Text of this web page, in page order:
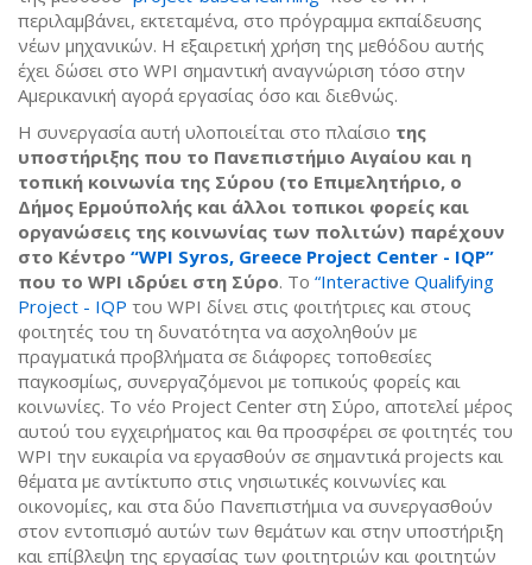
περιλαμβάνει, εκτεταμένα, στο πρόγραμμα εκπαίδευσης
νέων μηχανικών. H εξαιρετική χρήση της μεθόδου αυτής
έχει δώσει στο WPI σημαντική αναγνώριση τόσο στην
Αμερικανική αγορά εργασίας όσο και διεθνώς.
Η συνεργασία αυτή υλοποιείται στο πλαίσιο της
υποστήριξης που το Πανεπιστήμιο Αιγαίου και η
τοπική κοινωνία της Σύρου (το Επιμελητήριο, ο
Δήμος Ερμούπολής και άλλοι τοπικοι φορείς και
οργανώσεις της κοινωνίας των πολιτών) παρέχουν
στο Κέντρο “WPI Syros, Greece Project Center - IQP”
που το WPI ιδρύει στη Σύρο. Το “Interactive Qualifying
Project - IQP του WPI δίνει στις φοιτήτριες και στους
φοιτητές του τη δυνατότητα να ασχοληθούν με
πραγματικά προβλήματα σε διάφορες τοποθεσίες
παγκοσμίως, συνεργαζόμενοι με τοπικούς φορείς και
κοινωνίες. Το νέο Project Center στη Σύρο, αποτελεί μέρος
αυτού του εγχειρήματος και θα προσφέρει σε φοιτητές του
WPI την ευκαιρία να εργασθούν σε σημαντικά projects και
θέματα με αντίκτυπο στις νησιωτικές κοινωνίες και
οικονομίες, και στα δύο Πανεπιστήμια να συνεργασθούν
στον εντοπισμό αυτών των θεμάτων και στην υποστήριξη
και επίβλεψη της εργασίας των φοιτητριών και φοιτητών